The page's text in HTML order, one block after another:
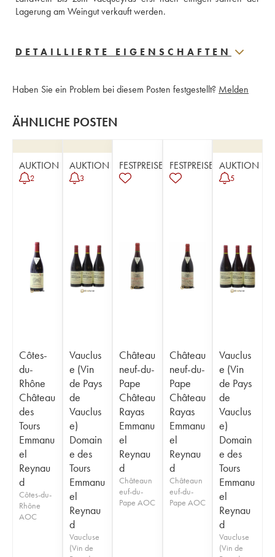
Lagerung am Weingut verkauft werden.
DETAILLIERTE EIGENSCHAFTEN
Haben Sie ein Problem bei diesem Posten festgestellt? Melden
ÄHNLICHE POSTEN
AUKTION
2
Côtes-
du-
Rhône
Château
des
Tours
Emmanu
el
Reynau
d
Côtes-du-
Rhône
AOC
AUKTION
3
Vauclus
e (Vin
de Pays
de
Vauclus
e)
Domain
e des
Tours
Emmanu
el
Reynau
d
Vaucluse
(Vin de
FESTPREISE
Château
neuf-du-
Pape
Château
Rayas
Emmanu
el
Reynau
d
Châteaun
euf-du-
Pape AOC
FESTPREISE
Château
neuf-du-
Pape
Château
Rayas
Emmanu
el
Reynau
d
Châteaun
euf-du-
Pape AOC
AUKTION
5
Vauclus
e (Vin
de Pays
de
Vauclus
e)
Domain
e des
Tours
Emmanu
el
Reynau
d
Vaucluse
(Vin de